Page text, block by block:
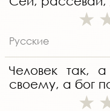
Русские
Человек так,
своему, а бог